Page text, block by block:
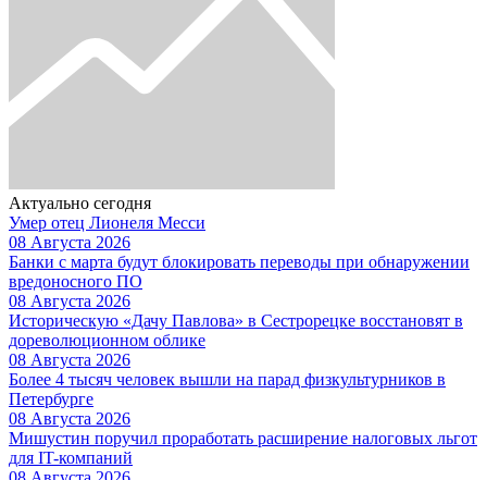
Актуально сегодня
Умер отец Лионеля Месси
08 Августа 2026
Банки с марта будут блокировать переводы при обнаружении
вредоносного ПО
08 Августа 2026
Историческую «Дачу Павлова» в Сестрорецке восстановят в
дореволюционном облике
08 Августа 2026
Более 4 тысяч человек вышли на парад физкультурников в
Петербурге
08 Августа 2026
Мишустин поручил проработать расширение налоговых льгот
для IT-компаний